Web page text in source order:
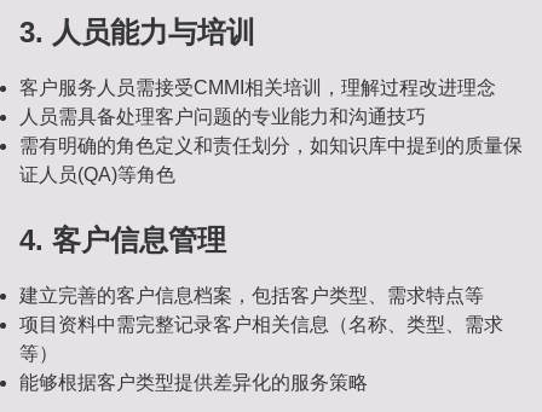
3. 人员能力与培训
客户服务人员需接受CMMI相关培训，理解过程改进理念
人员需具备处理客户问题的专业能力和沟通技巧
需有明确的角色定义和责任划分，如知识库中提到的质量保
证人员(QA)等角色
4. 客户信息管理
建立完善的客户信息档案，包括客户类型、需求特点等
项目资料中需完整记录客户相关信息（名称、类型、需求
等）
能够根据客户类型提供差异化的服务策略